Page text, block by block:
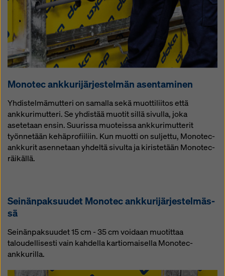
Mo­no­tec ank­ku­ri­jär­jes­tel­män asen­ta­mi­nen
Yhdistelmämutteri on samalla sekä muottiliitos että
ankkurimutteri. Se yhdistää muotit sillä sivulla, joka
asetetaan ensin. Suurissa muoteissa ankkurimutterit
työnnetään kehäprofiiliin. Kun muotti on suljettu, Monotec-
ankkurit asennetaan yhdeltä sivulta ja kiristetään Monotec-
räikällä.
Sei­nän­pak­suu­det Mo­no­tec ank­ku­ri­jär­jes­tel­mäs­
sä
Seinänpaksuudet 15 cm - 35 cm voidaan muotittaa
taloudellisesti vain kahdella kartiomaisella Monotec-
ankkurilla.